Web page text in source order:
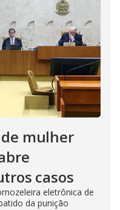
de mulher
casos
eletrônica de
da punição